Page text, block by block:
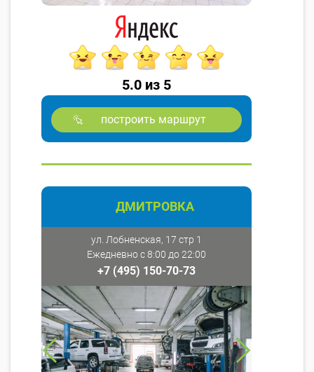
5.0 из 5
построить маршрут
ДМИТРОВКА
ул. Лобненская, 17 стр 1
Ежедневно с 8:00 до 22:00
+7 (495) 150-70-73